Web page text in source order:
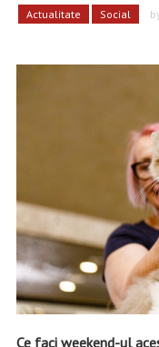
Actualitate Social
Ce faci weekend-ul